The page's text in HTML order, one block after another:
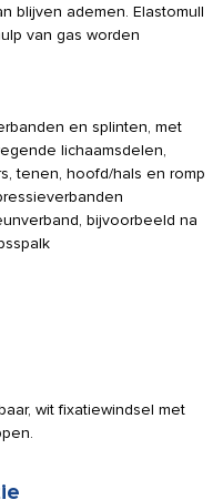
blijven ademen. Elastomull
van gas worden
en splinten, met
lichaamsdelen,
tenen, hoofd/hals en romp
bijvoorbeeld na
wit fixatiewindsel met